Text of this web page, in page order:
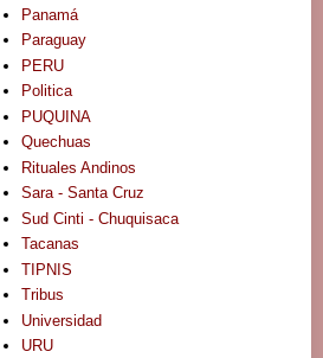
Panamá
Paraguay
PERU
Politica
PUQUINA
Quechuas
Rituales Andinos
Sara - Santa Cruz
Sud Cinti - Chuquisaca
Tacanas
TIPNIS
Tribus
Universidad
URU